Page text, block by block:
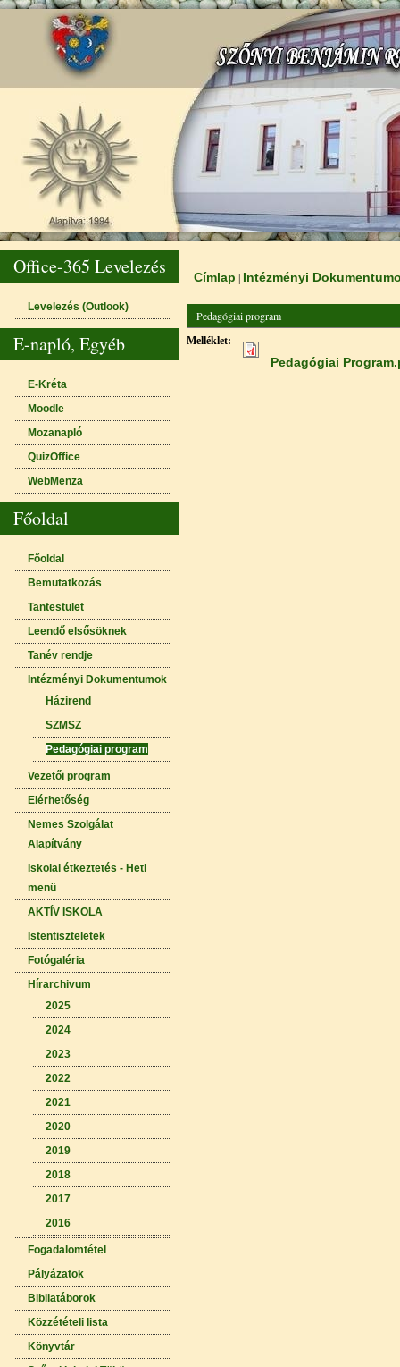
Office-365 Levelezés
Levelezés (Outlook)
E-napló, Egyéb
E-Kréta
Moodle
Mozanapló
QuizOffice
WebMenza
Főoldal
Főoldal
Bemutatkozás
Tantestület
Leendő elsősöknek
Tanév rendje
Intézményi Dokumentumok
Házirend
SZMSZ
Pedagógiai program
Vezetői program
Elérhetőség
Nemes Szolgálat
Alapítvány
Iskolai étkeztetés - Heti
menü
AKTÍV ISKOLA
Istentiszteletek
Fotógaléria
Hírarchivum
2025
2024
2023
2022
2021
2020
2019
2018
2017
2016
Fogadalomtétel
Pályázatok
Bibliatáborok
Közzétételi lista
Könyvtár
Jelenlegi hely
Címlap Intézményi
Pedagógiai program
Melléklet:
Pedagógiai